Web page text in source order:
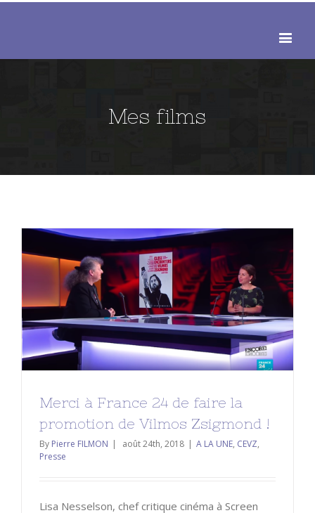
Mes films
Merci à France 24 de faire la
promotion de Vilmos Zsigmond !
A LA UNE CEVZ Presse
Merci à France 24 de faire la
promotion de Vilmos Zsigmond !
By Pierre FILMON | août 24th, 2018 | A LA UNE, CEVZ,
Presse
Lisa Nesselson, chef critique cinéma à Screen